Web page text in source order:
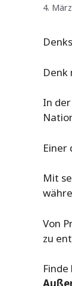
4.
Denk
In
Einer
Mit
Von
zu